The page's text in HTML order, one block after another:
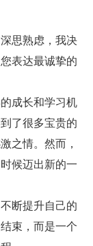
思熟虑，我决
表达最诚挚的
成长和学习机
了很多宝贵的
之情。然而，
候迈出新的一
断提升自己的
束，而是一个